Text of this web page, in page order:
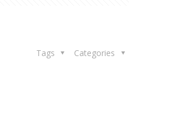
Categories
Tags